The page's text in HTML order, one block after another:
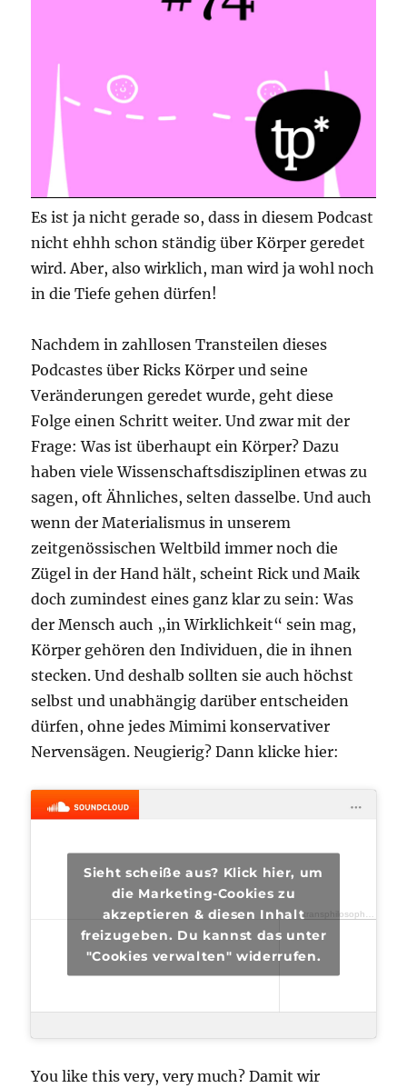
Es ist ja nicht gerade so, dass in diesem Podcast
nicht ehhh schon ständig über Körper geredet
wird. Aber, also wirklich, man wird ja wohl noch
in die Tiefe gehen dürfen!
Nachdem in zahllosen Transteilen dieses
Podcastes über Ricks Körper und seine
Veränderungen geredet wurde, geht diese
Folge einen Schritt weiter. Und zwar mit der
Frage: Was ist überhaupt ein Körper? Dazu
haben viele Wissenschaftsdisziplinen etwas zu
sagen, oft Ähnliches, selten dasselbe. Und auch
wenn der Materialismus in unserem
zeitgenössischen Weltbild immer noch die
Zügel in der Hand hält, scheint Rick und Maik
doch zumindest eines ganz klar zu sein: Was
der Mensch auch „in Wirklichkeit“ sein mag,
Körper gehören den Individuen, die in ihnen
stecken. Und deshalb sollten sie auch höchst
selbst und unabhängig darüber entscheiden
dürfen, ohne jedes Mimimi konservativer
Nervensägen. Neugierig? Dann klicke hier:
transphilosophisch
Sieht scheiße aus? Klick hier, um
die Marketing-Cookies zu
akzeptieren & diesen Inhalt
freizugeben. Du kannst das unter
"Cookies verwalten" widerrufen.
You like this very, very much? Damit wir